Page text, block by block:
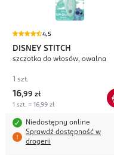
4,5
DISNEY STITCH
szczotka do włosów, owalna
1 szt.
16,99 zł
1 szt. = 16,99 zł
Niedostępny online
Sprawdź dostępność w
drogerii